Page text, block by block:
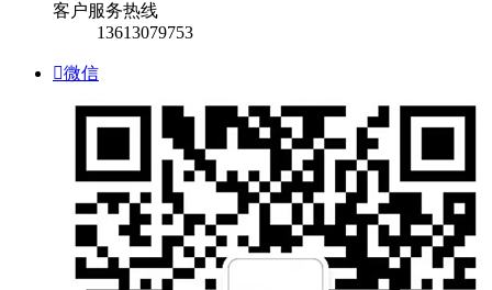
客户服务热线
13613079753
微信